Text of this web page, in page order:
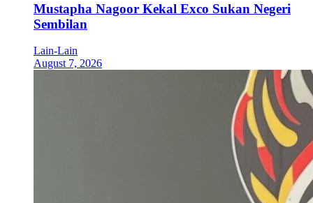
Mustapha Nagoor Kekal Exco Sukan Negeri
Sembilan
Lain-Lain
August 7, 2026